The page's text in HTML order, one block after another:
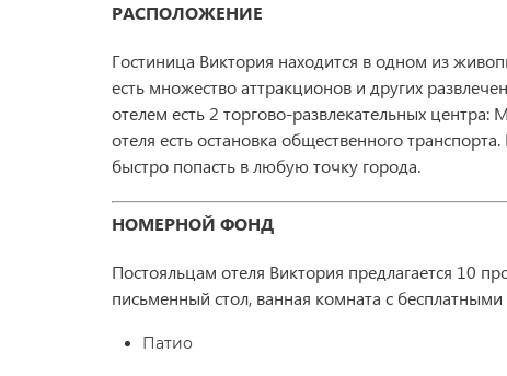
РАСПОЛОЖЕНИЕ
Гостиница Виктория находится в одном из
есть множество аттракционов и других
отелем есть 2 торгово-развлекательных
отеля есть остановка общественного
быстро попасть в любую точку города.
НОМЕРНОЙ ФОНД
Постояльцам отеля Виктория предлагается 10
письменный стол, ванная комната с
Патио